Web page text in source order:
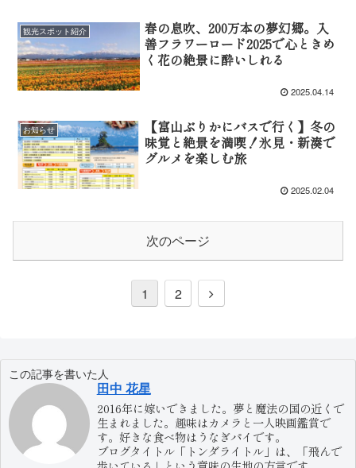
観光スポット紹介
春の息吹、200万本の夢幻郷。入
善フラワーロード2025で心ときめ
く花の絶景に酔いしれる
2025.04.14
お知らせ
【富山ぶりかにバスで行く】冬の
味覚と絶景を満喫！氷見・新湊で
グルメを楽しむ旅
2025.02.04
次のページ
1 2
この記事を書いた人
田中 花星
2016年に嫁いできました。夢と魔法の国の近くで
生まれました。趣味はカメラと一人映画鑑賞で
す。好きな食べ物はうなぎパイです。
ブログタイトル「トンダライトル」は、「飛んで